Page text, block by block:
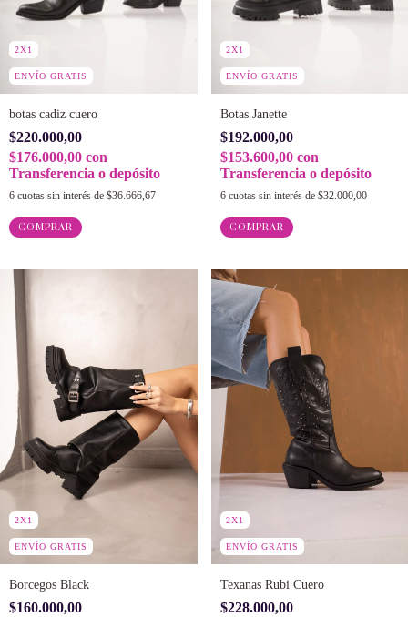
2X1
ENVÍO GRATIS
botas cadiz cuero
$220.000,00
$176.000,00 con
Transferencia o depósito
6 cuotas sin interés de $36.666,67
COMPRAR
2X1
ENVÍO GRATIS
Botas Janette
$192.000,00
$153.600,00 con
Transferencia o depósito
6 cuotas sin interés de $32.000,00
COMPRAR
2X1
ENVÍO GRATIS
Borcegos Black
$160.000,00
2X1
ENVÍO GRATIS
Texanas Rubi Cuero
$228.000,00